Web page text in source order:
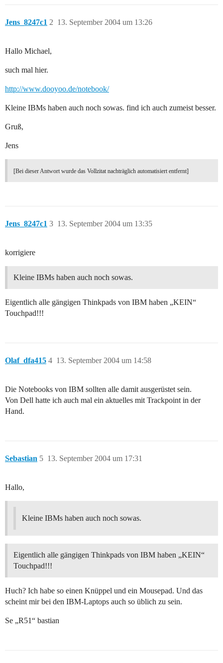
Jens_8247c1 13. September 2004 um 13:26
2
Hallo Michael,
such mal hier.
http://www.dooyoo.de/notebook/
Kleine IBMs haben auch noch sowas. find ich auch zumeist besser.
Gruß,
Jens
[Bei dieser Antwort wurde das Vollzitat nachträglich automatisiert entfernt]
Jens_8247c1 13. September 2004 um 13:35
3
korrigiere
Kleine IBMs haben auch noch sowas.
Eigentlich alle gängigen Thinkpads von IBM haben „KEIN“
Touchpad!!!
Olaf_dfa415 13. September 2004 um 14:58
4
Die Notebooks von IBM sollten alle damit ausgerüstet sein.
Von Dell hatte ich auch mal ein aktuelles mit Trackpoint in der
Hand.
Sebastian 13. September 2004 um 17:31
5
Hallo,
Kleine IBMs haben auch noch sowas.
Eigentlich alle gängigen Thinkpads von IBM haben „KEIN“
Touchpad!!!
Huch? Ich habe so einen Knüppel und ein Mousepad. Und das
scheint mir bei den IBM-Laptops auch so üblich zu sein.
Se „R51“ bastian